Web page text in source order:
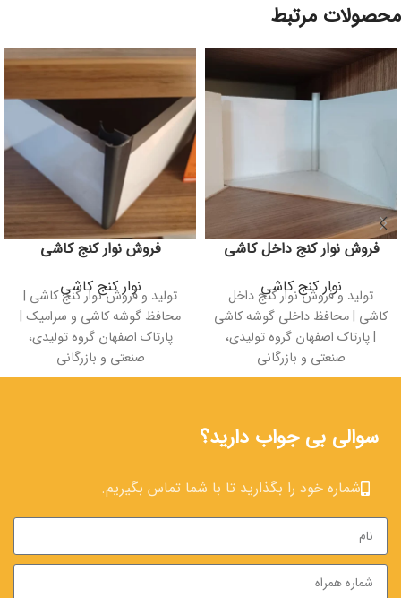
محصولات مرتبط
فروش نوار کنج داخل کاشی
نوار کنج کاشی
تولید و فروش نوار کنج داخل
کاشی | محافظ داخلی گوشه کاشی
| پارتاک اصفهان گروه تولیدی،
صنعتی و بازرگانی
فروش نوار کنج کاشی
نوار کنج کاشی
تولید و فروش نوار کنج کاشی |
محافظ گوشه کاشی و سرامیک |
پارتاک اصفهان گروه تولیدی،
صنعتی و بازرگانی
سوالی بی جواب دارید؟
شماره خود را بگذارید تا با شما تماس بگیریم.